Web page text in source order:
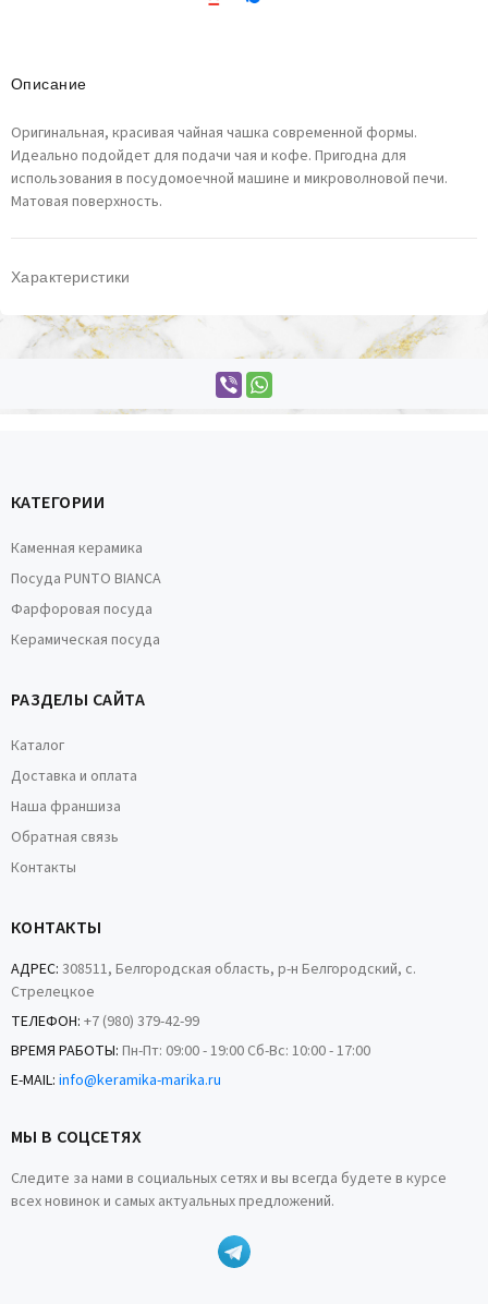
Описание
Оригинальная, красивая чайная чашка современной формы.
Идеально подойдет для подачи чая и кофе. Пригодна для
использования в посудомоечной машине и микроволновой печи.
Матовая поверхность.
Характеристики
КАТЕГОРИИ
Каменная керамика
Посуда PUNTO BIANCA
Фарфоровая посуда
Керамическая посуда
РАЗДЕЛЫ САЙТА
Каталог
Доставка и оплата
Наша франшиза
Обратная связь
Контакты
КОНТАКТЫ
АДРЕС: 308511, Белгородская область, р-н Белгородский, с.
Стрелецкое
ТЕЛЕФОН: +7 (980) 379-42-99
ВРЕМЯ РАБОТЫ: Пн-Пт: 09:00 - 19:00 Сб-Вс: 10:00 - 17:00
E-MAIL: info@keramika-marika.ru
МЫ В СОЦСЕТЯХ
Следите за нами в социальных сетях и вы всегда будете в курсе
всех новинок и самых актуальных предложений.